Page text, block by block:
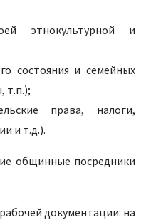
этнокультурной и
состояния и семейных
т.п.);
права, налоги,
и т.д.).
общинные посредники
документации: на